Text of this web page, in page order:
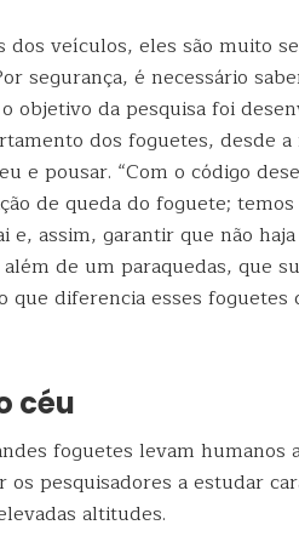
dos veículos, eles são muito
segurança, é necessário
objetivo da pesquisa foi
dos foguetes, desde
e pousar. “Com o código
de queda do foguete;
e, assim, garantir que não
de um paraquedas, que
que diferencia esses
céu
foguetes levam humanos
os pesquisadores a estudar
altitudes.